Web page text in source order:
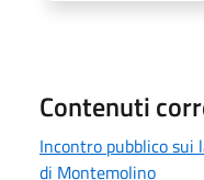
Contenuti
Incontro pubblico sui
di Montemolino